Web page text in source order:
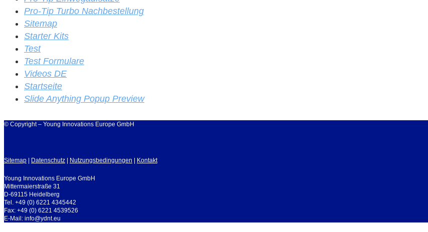
Pro-Tip Turbo Nachbestellung
Sitemap
Starter Kits
Test
Test Formulare
Videos DE
Startseite
Slide Anything Popup Preview
© Copyright – Young Innovations Europe GmbH
Sitemap | Datenschutz | Nutzungsbedingungen | Kontakt
Young Innovations Europe GmbH
Mittermaierstraße 31
D-69115 Heidelberg
Tel. +49 (0) 6221 4345442
Fax: +49 (0) 6221 4539526
E-Mail: info@ydnt.eu